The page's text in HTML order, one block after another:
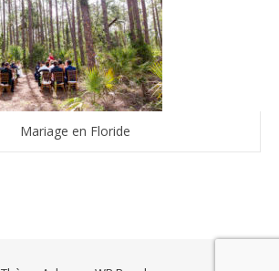
Mariage en Floride